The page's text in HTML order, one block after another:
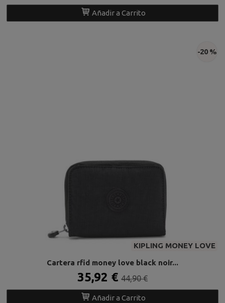
Añadir a Carrito
KIPLING MONEY LOVE
-20 %
Cartera rfid money love black noir...
35,92 € 44,90 €
Añadir a Carrito